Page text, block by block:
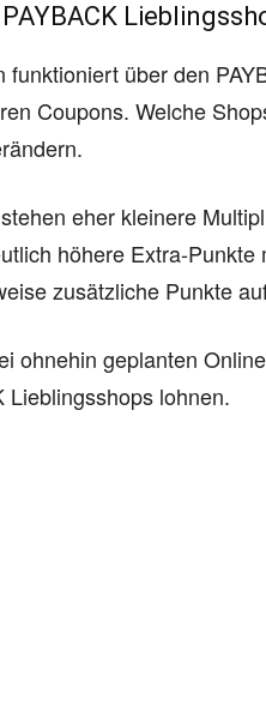
funktioniert über den
Coupons. Welche
eher kleinere
höhere Extra-
zusätzliche Punkte
ohnehin geplanten
Lieblingsshops lohnen.